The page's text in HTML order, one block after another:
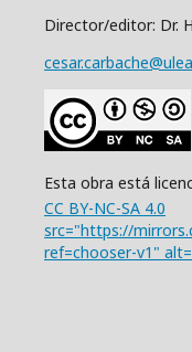
Director/editor: Dr.
Esta obra está
CC BY-NC-SA 4.0
src="https://
ref=chooser-v1"